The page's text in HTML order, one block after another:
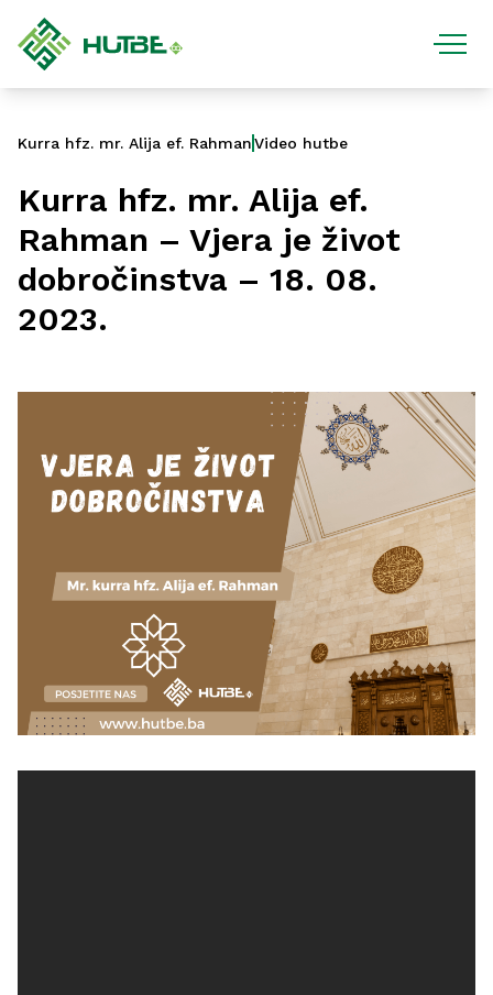
Kurra hfz. mr. Alija ef. RahmanVideo hutbe
Kurra hfz. mr. Alija ef.
Rahman – Vjera je život
dobročinstva – 18. 08.
2023.